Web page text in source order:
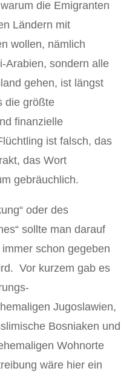
die Emigranten
Ländern mit
wollen, nämlich
Arabien, sondern alle
gehen, ist längst
die größte
finanzielle
ist falsch, das
das Wort
gebräuchlich.
oder des
sollte man darauf
schon gegeben
Vor kurzem gab es
Jugoslawien,
Bosniaken und
Wohnorte
wäre hier ein